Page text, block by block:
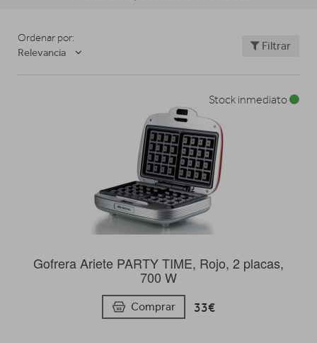
Ordenar por:
Relevancia
Filtrar
Gofrera Ariete PARTY TIME, Rojo, 2 placas,
700 W
Comprar 33€
Stock inmediato